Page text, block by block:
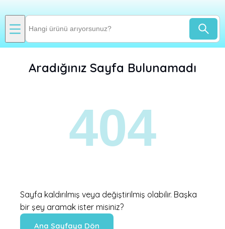
Aradığınız Sayfa Bulunamadı
Sayfa kaldırılmış veya değiştirilmiş olabilir. Başka
bir şey aramak ister misiniz?
Ana Sayfaya Dön
404